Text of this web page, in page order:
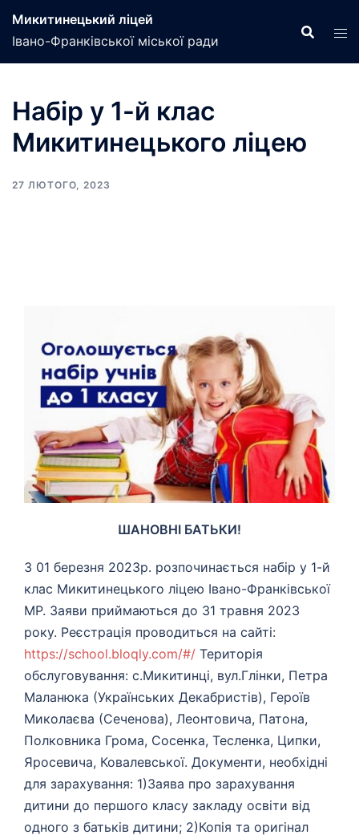
Микитинецький ліцей
Івано-Франківської міської ради
Набір у 1-й клас
Микитинецького ліцею
27 ЛЮТОГО, 2023
ШАНОВНІ БАТЬКИ!
З 01 березня 2023р. розпочинається набір у 1-й
клас Микитинецького ліцею Івано-Франківської
МР. Заяви приймаються до 31 травня 2023
року. Реєстрація проводиться на сайті:
https://school.bloqly.com/#/ Територія
обслуговування: с.Микитинці, вул.Глінки, Петра
Маланюка (Українських Декабристів), Героїв
Миколаєва (Сеченова), Леонтовича, Патона,
Полковника Грома, Сосенка, Тесленка, Ципки,
Яросевича, Ковалевської. Документи, необхідні
для зарахування: 1)Заява про зарахування
дитини до першого класу закладу освіти від
одного з батьків дитини; 2)Копія та оригінал